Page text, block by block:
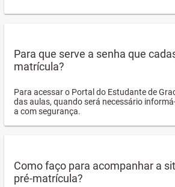
Para que serve a senha que
matrícula?
Para acessar o Portal do Estudante de
das aulas, quando será necessário
a com segurança.
Como faço para acompanhar a
pré-matrícula?